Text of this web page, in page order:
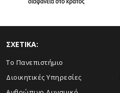
ΣΧΕΤΙΚΑ:
Το Πανεπιστήμιο
Διοικητικές Υπηρεσίες